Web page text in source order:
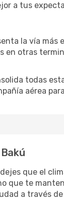
a tus
la vía
en otras
todas
aérea para
dejes que el
que te
a través